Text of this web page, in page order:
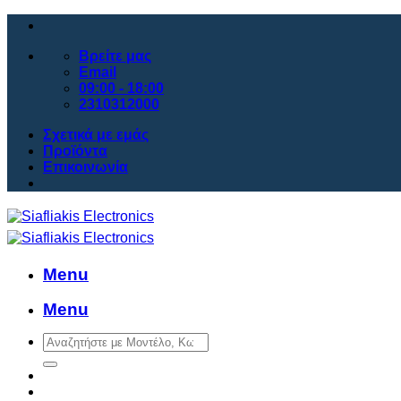
Μετάβαση
περιεχόμενοΒρείτε μας
Email
09:00 - 18:00
2310312000
Σχετικά με εμάς
Προϊόντα
Επικοινωνία
Menu
Menu
Αναζήτηση
για: